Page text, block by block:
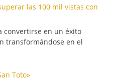
las 100 mil vistas con
convertirse en un éxito
transformándose en el
Toto»